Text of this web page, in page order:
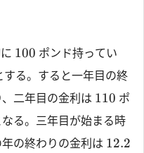
100 ポンド持ってい
する。すると一年目の終
二年目の金利は 110 ポ
る。三年目が始まる時
の終わりの金利は 12.2